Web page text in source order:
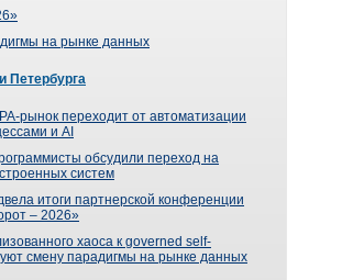
на рынке данных
Петербурга
рынок переходит от автоматизации
и AI
обсудили переход на
систем
итоги партнерской конференции
– 2026»
хаоса к governed self-
смену парадигмы на рынке данных